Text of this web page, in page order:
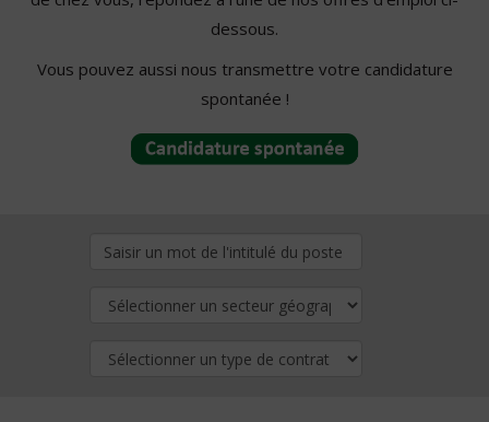
dessous.
Vous pouvez aussi nous transmettre votre candidature
spontanée !